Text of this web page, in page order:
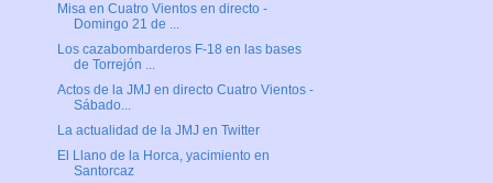
Misa en Cuatro Vientos en directo -
Domingo 21 de ...
Los cazabombarderos F-18 en las bases
de Torrejón ...
Actos de la JMJ en directo Cuatro Vientos -
Sábado...
La actualidad de la JMJ en Twitter
El Llano de la Horca, yacimiento en
Santorcaz